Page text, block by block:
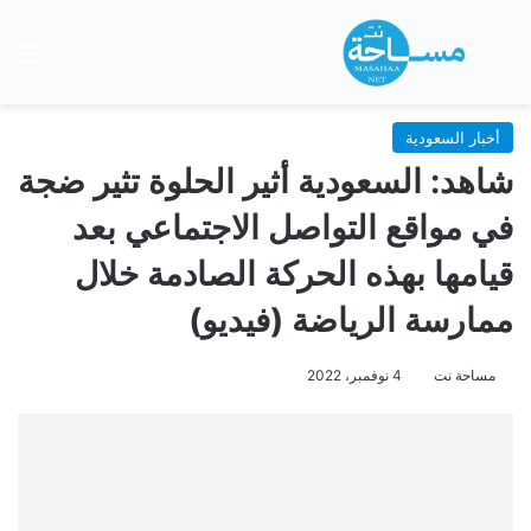
بحث عن
أخبار السعودية
شاهد: السعودية أثير الحلوة تثير ضجة
في مواقع التواصل الاجتماعي بعد
قيامها بهذه الحركة الصادمة خلال
ممارسة الرياضة (فيديو)
مساحة نت 4 نوفمبر، 2022